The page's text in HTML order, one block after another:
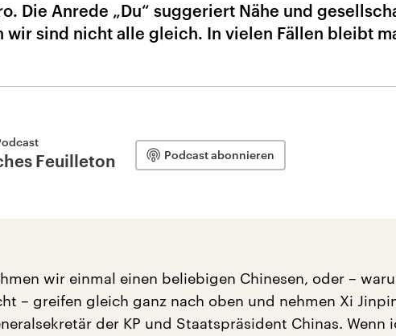
Die Anrede „Du“ suggeriert Nähe und
wir sind nicht alle gleich. In vielen Fällen bleibt
Feuilleton Podcast abonnieren
wir einmal einen beliebigen Chinesen, oder –
– greifen gleich ganz nach oben und nehmen Xi
der KP und Staatspräsident Chinas. Wenn